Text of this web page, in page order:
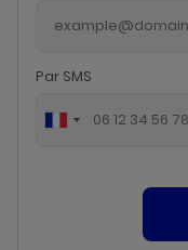
Par SMS